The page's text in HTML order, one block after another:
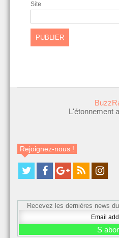
Site
L'étonnement
Rejoignez-nous !
Recevez les dernières news